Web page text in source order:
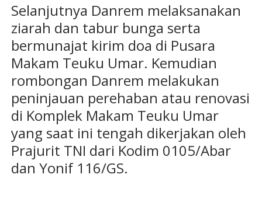
Selanjutnya Danrem melaksanakan
ziarah dan tabur bunga serta
bermunajat kirim doa di Pusara
Makam Teuku Umar. Kemudian
rombongan Danrem melakukan
peninjauan perehaban atau renovasi
di Komplek Makam Teuku Umar
yang saat ini tengah dikerjakan oleh
Prajurit TNI dari Kodim 0105/Abar
dan Yonif 116/GS.